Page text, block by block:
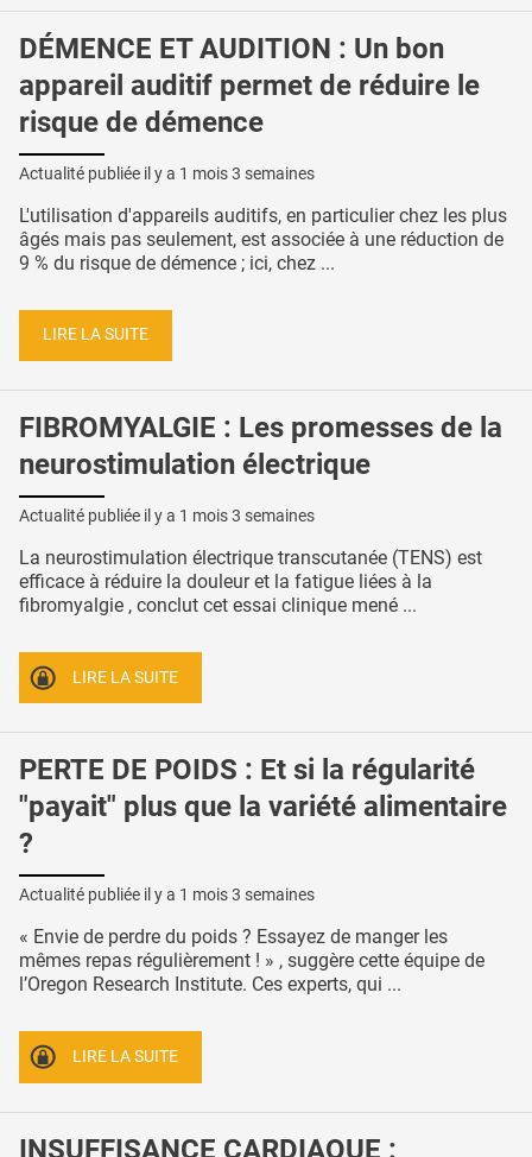
DÉMENCE ET AUDITION : Un bon
appareil auditif permet de réduire le
risque de démence
Actualité publiée il y a 1 mois 3 semaines
L'utilisation d'appareils auditifs, en particulier chez les plus
âgés mais pas seulement, est associée à une réduction de
9 % du risque de démence ; ici, chez ...
LIRE LA SUITE
FIBROMYALGIE : Les promesses de la
neurostimulation électrique
Actualité publiée il y a 1 mois 3 semaines
La neurostimulation électrique transcutanée (TENS) est
efficace à réduire la douleur et la fatigue liées à la
fibromyalgie , conclut cet essai clinique mené ...
LIRE LA SUITE
PERTE DE POIDS : Et si la régularité
"payait" plus que la variété alimentaire
?
Actualité publiée il y a 1 mois 3 semaines
« Envie de perdre du poids ? Essayez de manger les
mêmes repas régulièrement ! » , suggère cette équipe de
l’Oregon Research Institute. Ces experts, qui ...
LIRE LA SUITE
INSUFFISANCE CARDIAQUE :